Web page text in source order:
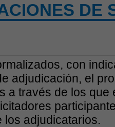
DE
con
adjudicación, el
a través de los
los adjudicatarios.